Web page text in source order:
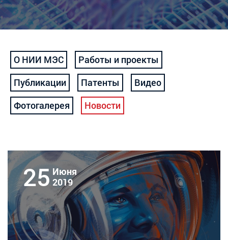
О НИИ МЭС
Работы и проекты
Публикации
Патенты
Видео
Фотогалерея
Новости
25 Июня
2019